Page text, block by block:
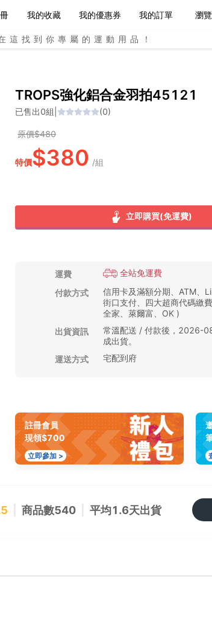
我的收藏 我的優惠券 我的訂單 瀏
找到你專屬的運動用品！
TROPS強化鋁合金羽拍45121
已售出0組 (0)
原價$480
特價$380 /組
立即購買(免運費)
運費
全站免運費
付款方式
信用卡及滿額分期、ATM、
街口支付、四大超商代碼繳
全家、萊爾富、OK )
出貨資訊
常溫配送 / 付款後，2026-
成出貨。
運送方式
宅配到府
註冊會員
現領$700
立即參加 >
商品數540 平均1.6天出貨